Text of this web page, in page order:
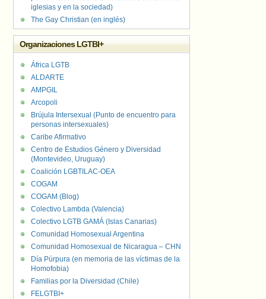
iglesias y en la sociedad)
The Gay Christian (en inglés)
Organizaciones LGTBI+
África LGTB
ALDARTE
AMPGIL
Arcopoli
Brújula Intersexual (Punto de encuentro para
personas intersexuales)
Caribe Afirmativo
Centro de Estudios Género y Diversidad
(Montevideo, Uruguay)
Coalición LGBTILAC-OEA
COGAM
COGAM (Blog)
Colectivo Lambda (Valencia)
Colectivo LGTB GAMÁ (Islas Canarias)
Comunidad Homosexual Argentina
Comunidad Homosexual de Nicaragua – CHN
Día Púrpura (en memoria de las víctimas de la
Homofobia)
Familias por la Diversidad (Chile)
FELGTBI+